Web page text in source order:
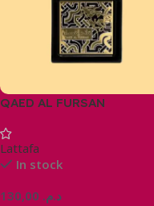
QAED AL FURSAN
Lattafa
In stock
د.م.